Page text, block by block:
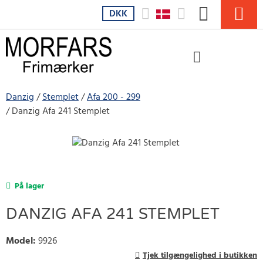
DKK
Danzig Stemplet Afa 200 - 299
Danzig Afa 241 Stemplet
På lager
DANZIG AFA 241 STEMPLET
Model:9926
Tjek tilgængelighed i butikken